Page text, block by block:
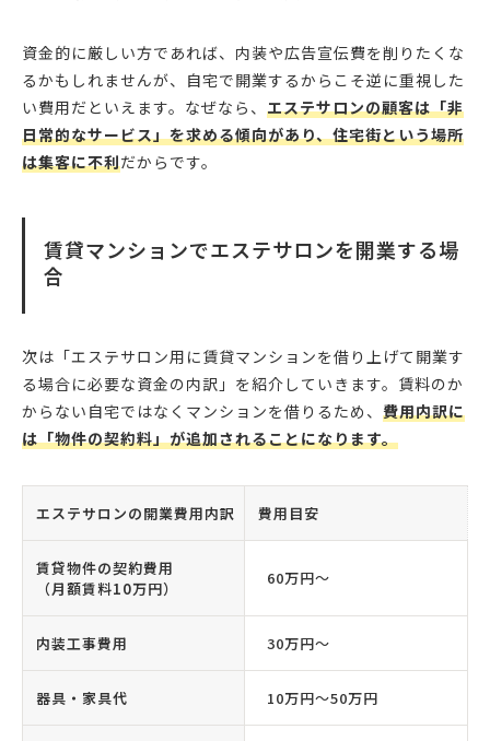
資金的に厳しい方であれば、内装や広告宣伝費を削りたくな
るかもしれませんが、自宅で開業するからこそ逆に重視した
い費用だといえます。なぜなら、 エステサロンの顧客は「非
日常的なサービス」を求める傾向があり、住宅街という場所
は集客に不利だからです。
賃貸マンションでエステサロンを開業する場
合
次は「エステサロン用に賃貸マンションを借り上げて開業す
る場合に必要な資金の内訳」を紹介していきます。賃料のか
からない自宅ではなくマンションを借りるため、 費用内訳に
は「物件の契約料」が追加されることになります。
エステサロンの開業費用内訳 費用目安
賃貸物件の契約費用
（月額賃料10万円）
60万円〜
内装工事費用 30万円〜
器具・家具代 10万円〜50万円